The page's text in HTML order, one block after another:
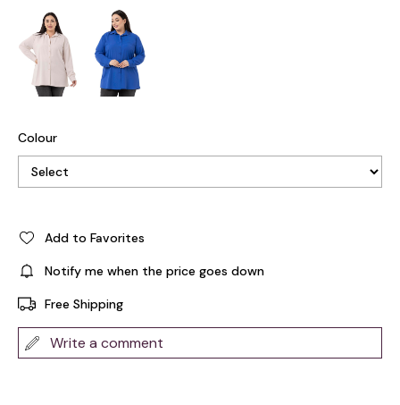
Colour
Add to Favorites
Notify me when the price goes down
Free Shipping
Write a comment